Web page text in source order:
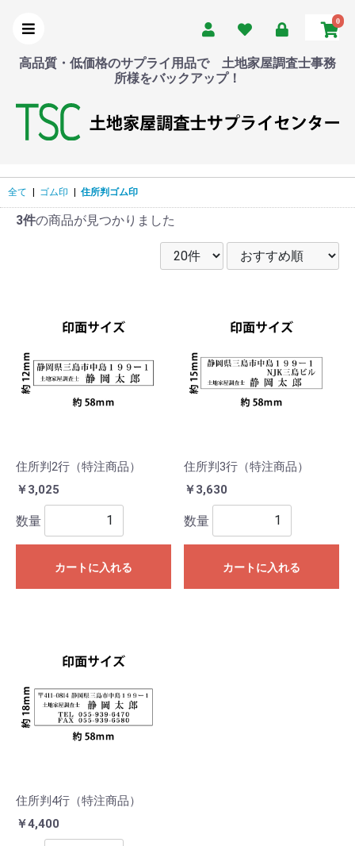
0
高品質・低価格のサプライ用品で 土地家屋調査士事務
所様をバックアップ！
全て | ゴム印 | 住所判ゴム印
3件の商品が見つかりました
住所判2行（特注商品）
￥3,025
数量
カートに入れる
住所判3行（特注商品）
￥3,630
数量
カートに入れる
住所判4行（特注商品）
￥4,400